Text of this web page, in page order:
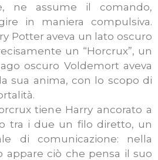
ne assume il comando,
in maniera compulsiva.
Potter aveva un lato oscuro
un “Horcrux”, un
oscuro Voldemort aveva
sua anima, con lo scopo di
tiene Harry ancorato a
tra i due un filo diretto, un
di comunicazione: nella
ciò che pensa il suo